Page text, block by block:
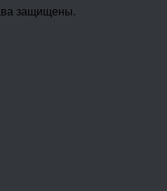
защищены.